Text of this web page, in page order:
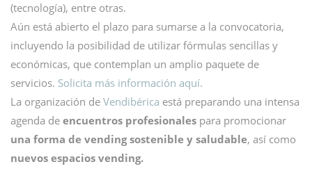
(tecnología), entre otras.
Aún está abierto el plazo para sumarse a la convocatoria,
incluyendo la posibilidad de utilizar fórmulas sencillas y
económicas, que contemplan un amplio paquete de
servicios. Solicita más información aquí.
La organización de Vendibérica está preparando una intensa
agenda de encuentros profesionales para promocionar
una forma de vending sostenible y saludable, así como
nuevos espacios vending.